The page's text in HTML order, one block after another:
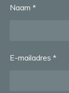
Naam *
E-mailadres *